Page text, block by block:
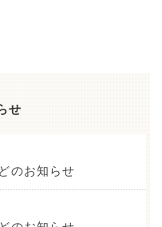
せ
のお知らせ